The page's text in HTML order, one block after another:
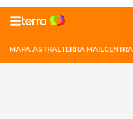
MAPA ASTRALTERRA MAIL